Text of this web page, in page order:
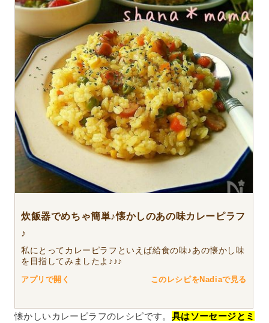
炊飯器でめちゃ簡単♪懐かしのあの味カレーピラフ
♪
私にとってカレーピラフといえば給食の味♪あの懐かし味
を目指してみましたよ♪♪♪
アプリで開く このレシピをNadiaで見る
懐かしいカレーピラフのレシピです。 具はソーセージとミ